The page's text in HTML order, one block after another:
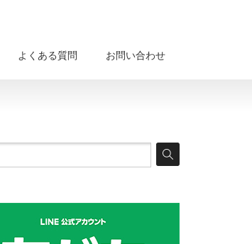
よくある質問 お問い合わせ